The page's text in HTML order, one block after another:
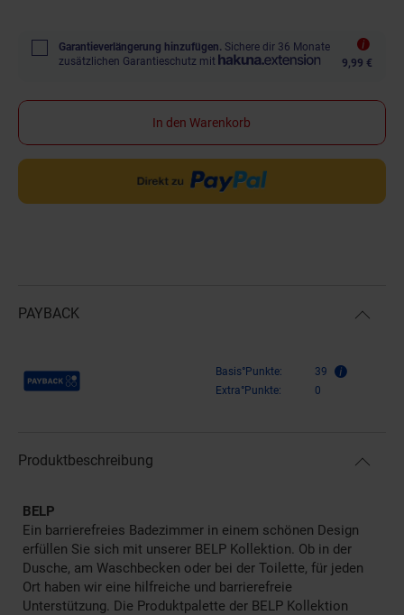
Garantieverlängerung hinzufügen. Sichere dir 36 Monate
zusätzlichen Garantieschutz mit
9,99 €
In den Warenkorb
PAYBACK
Payback Punkte Basis°Punkte:
39
Extra°Punkte:
0
Produktbeschreibung
BELP
Ein barrierefreies Badezimmer in einem schönen Design
erfüllen Sie sich mit unserer BELP Kollektion. Ob in der
Dusche, am Waschbecken oder bei der Toilette, für jeden
Ort haben wir eine hilfreiche und barrierefreie
Unterstützung. Die Produktpalette der BELP Kollektion